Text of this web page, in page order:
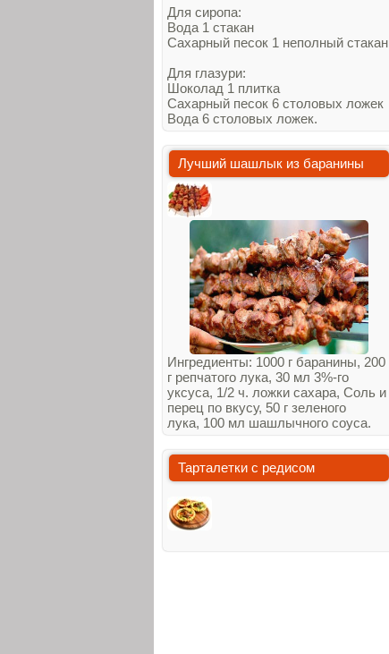
Для сиропа:
Вода 1 стакан
Сахарный песок 1 неполный стакан
Для глазури:
Шоколад 1 плитка
Сахарный песок 6 столовых ложек
Вода 6 столовых ложек.
Лучший шашлык из баранины
Ингредиенты: 1000 г баранины, 200
г репчатого лука, 30 мл 3%-го
уксуса, 1/2 ч. ложки сахара, Соль и
перец по вкусу, 50 г зеленого
лука, 100 мл шашлычного соуса.
Тарталетки с редисом